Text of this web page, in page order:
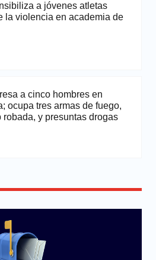
a jóvenes atletas
la violencia en academia de
a cinco hombres en
ocupa tres armas de fuego,
robada, y presuntas drogas